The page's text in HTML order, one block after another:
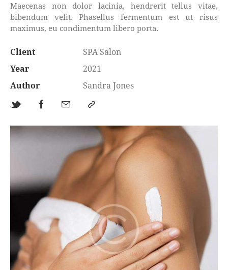
Maecenas non dolor lacinia, hendrerit tellus vitae,
bibendum velit. Phasellus fermentum est ut risus
maximus, eu condimentum libero porta.
Client
SPA Salon
Year
2021
Author
Sandra Jones